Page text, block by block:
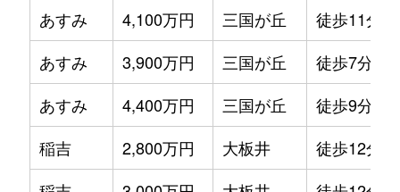
小郡
1,100万円 大保
徒歩15分
小郡
50万円 大保
徒歩15分
小郡
2,100万円 大保
徒歩12分
小郡
3,100万円 大保
徒歩11分
あすみ
4,100万円 三国が丘
徒歩11分
あすみ
3,900万円 三国が丘
徒歩7分
あすみ
4,400万円 三国が丘
徒歩9分
稲吉
2,800万円 大板井
徒歩12分